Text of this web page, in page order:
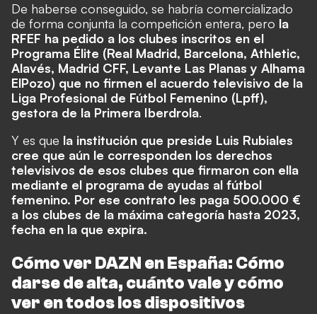
De haberse conseguido, se habría comercializado
de forma conjunta la competición entera, pero la
RFEF ha pedido a los clubes inscritos en el
Programa Élite (Real Madrid, Barcelona, Athletic,
Alavés, Madrid CFF, Levante Las Planas y Alhama
ElPozo) que no firmen el acuerdo televisivo de la
Liga Profesional de Fútbol Femenino (Lpff),
gestora de la Primera Iberdrola.
Y es que la institución que preside Luis Rubiales
cree que aún le corresponden los derechos
televisivos de esos clubes que firmaron con ella
mediante el programa de ayudas al fútbol
femenino. Por ese contrato les paga 500.000 €
a los clubes de la máxima categoría hasta 2023,
fecha en la que expira.
Cómo ver DAZN en España: Cómo
darse de alta, cuánto vale y cómo
ver en todos los dispositivos